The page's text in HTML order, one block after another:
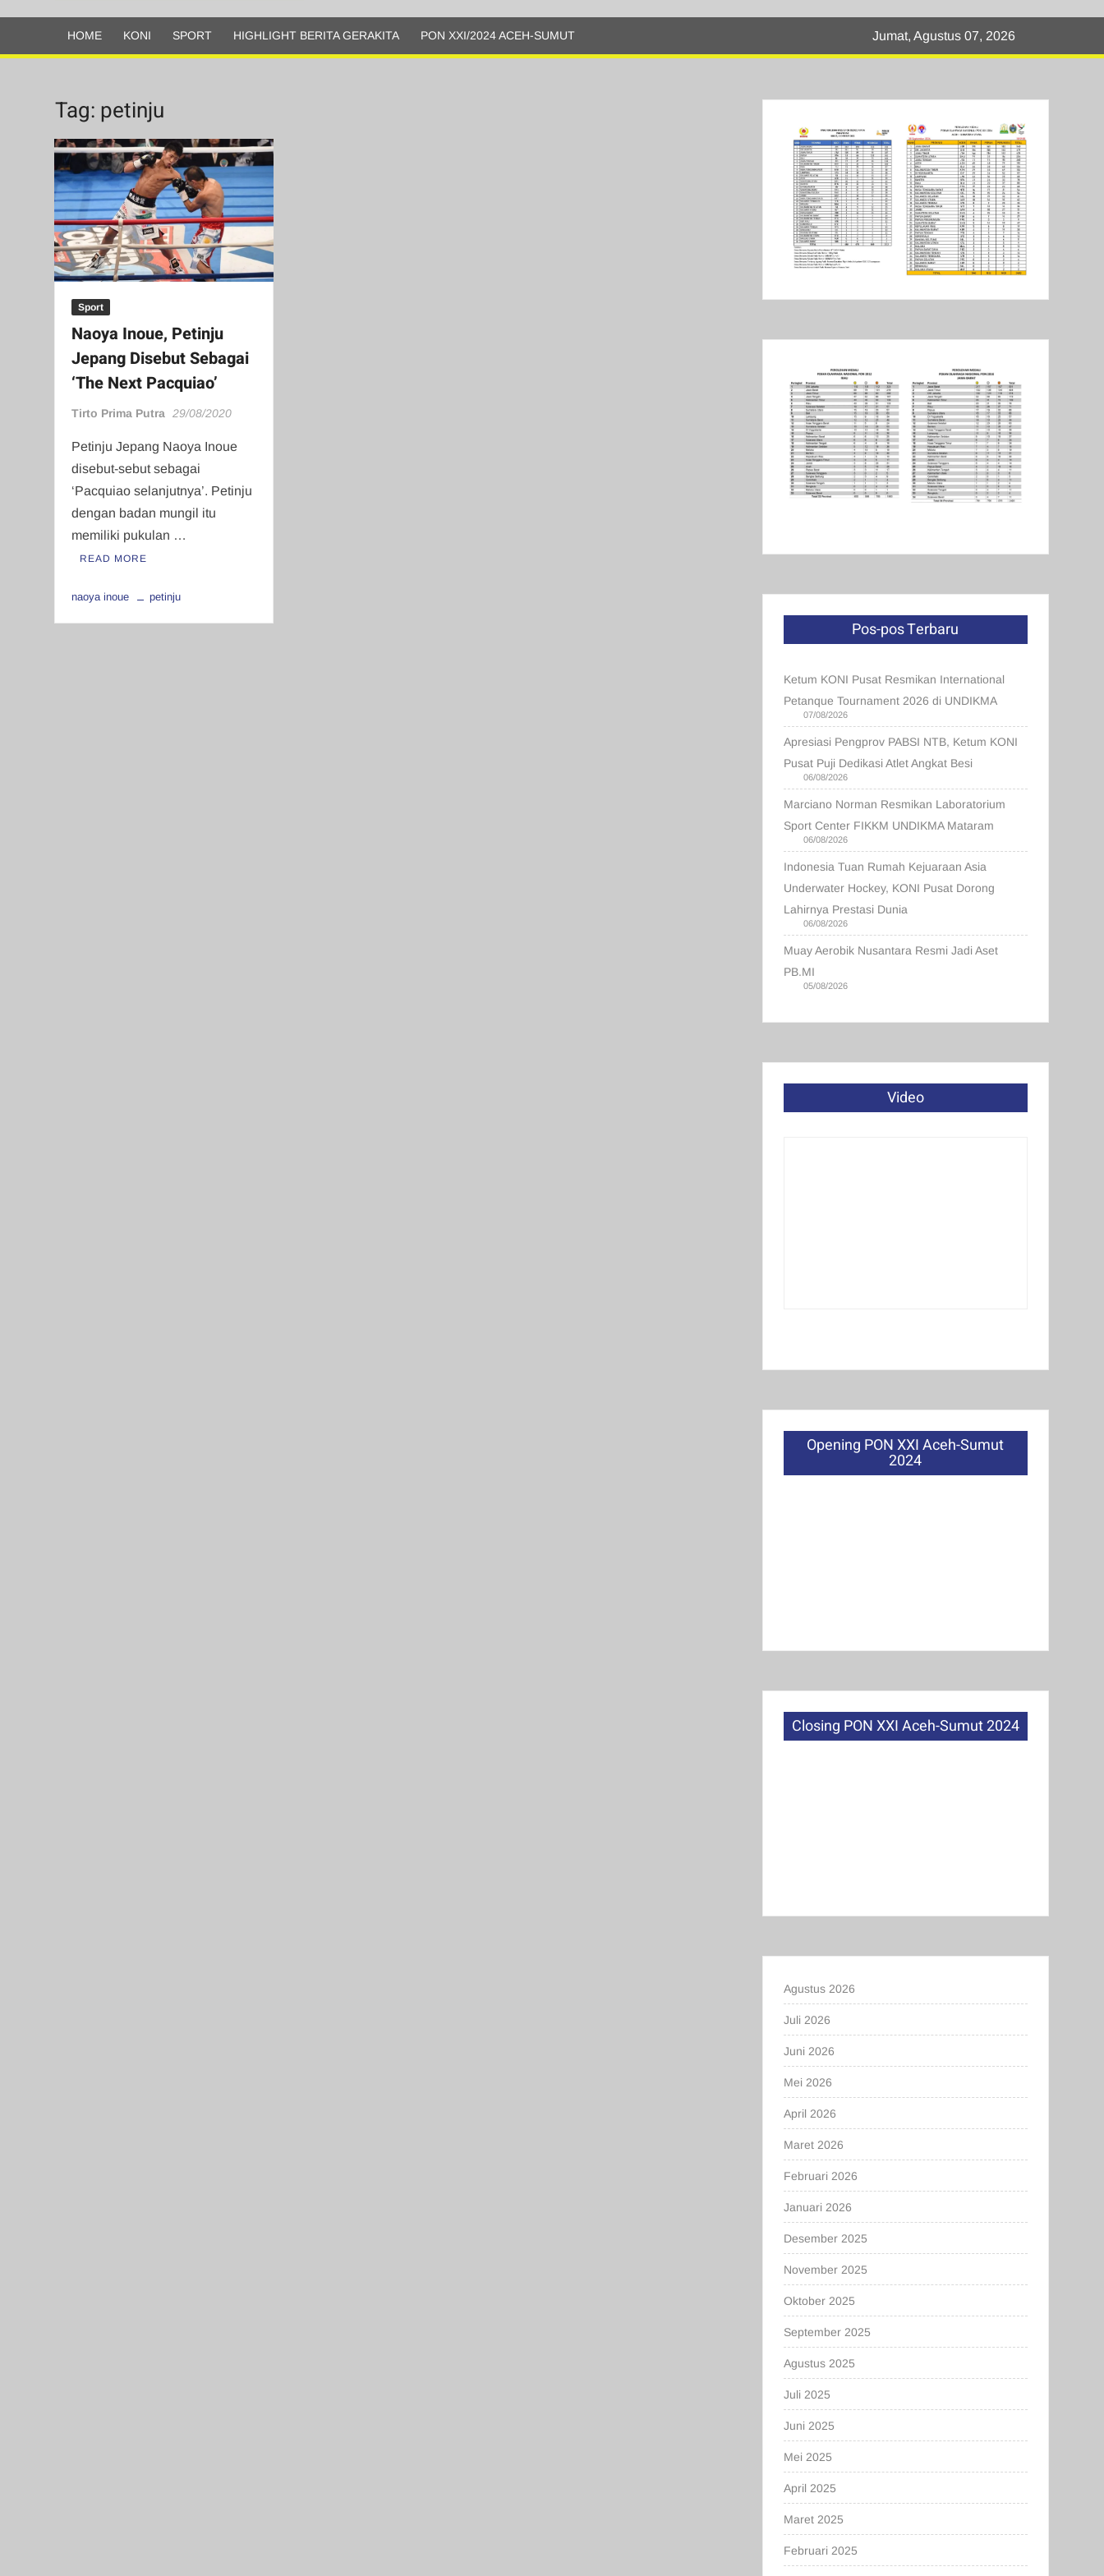
Olahraga
HOME KONI SPORT HIGHLIGHT BERITA GERAKITA PON XXI/2024 ACEH-SUMUT Jumat, Agustus 07, 2026
Tag: petinju
Sport
Naoya Inoue, Petinju
Jepang Disebut Sebagai
‘The Next Pacquiao’
Tirto Prima Putra 29/08/2020
Petinju Jepang Naoya Inoue
disebut-sebut sebagai
‘Pacquiao selanjutnya’. Petinju
dengan badan mungil itu
memiliki pukulan …
READ MORE
naoya inoue petinju
Pos-pos Terbaru
Ketum KONI Pusat Resmikan International
Petanque Tournament 2026 di UNDIKMA
07/08/2026
Apresiasi Pengprov PABSI NTB, Ketum KONI
Pusat Puji Dedikasi Atlet Angkat Besi
06/08/2026
Marciano Norman Resmikan Laboratorium
Sport Center FIKKM UNDIKMA Mataram
06/08/2026
Indonesia Tuan Rumah Kejuaraan Asia
Underwater Hockey, KONI Pusat Dorong
Lahirnya Prestasi Dunia
06/08/2026
Muay Aerobik Nusantara Resmi Jadi Aset
PB.MI
05/08/2026
Video
Opening PON XXI Aceh-Sumut
2024
Closing PON XXI Aceh-Sumut 2024
Agustus 2026
Juli 2026
Juni 2026
Mei 2026
April 2026
Maret 2026
Februari 2026
Januari 2026
Desember 2025
November 2025
Oktober 2025
September 2025
Agustus 2025
Juli 2025
Juni 2025
Mei 2025
April 2025
Maret 2025
Februari 2025